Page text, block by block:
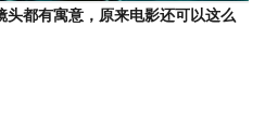
头都有寓意，原来电影还可以这么